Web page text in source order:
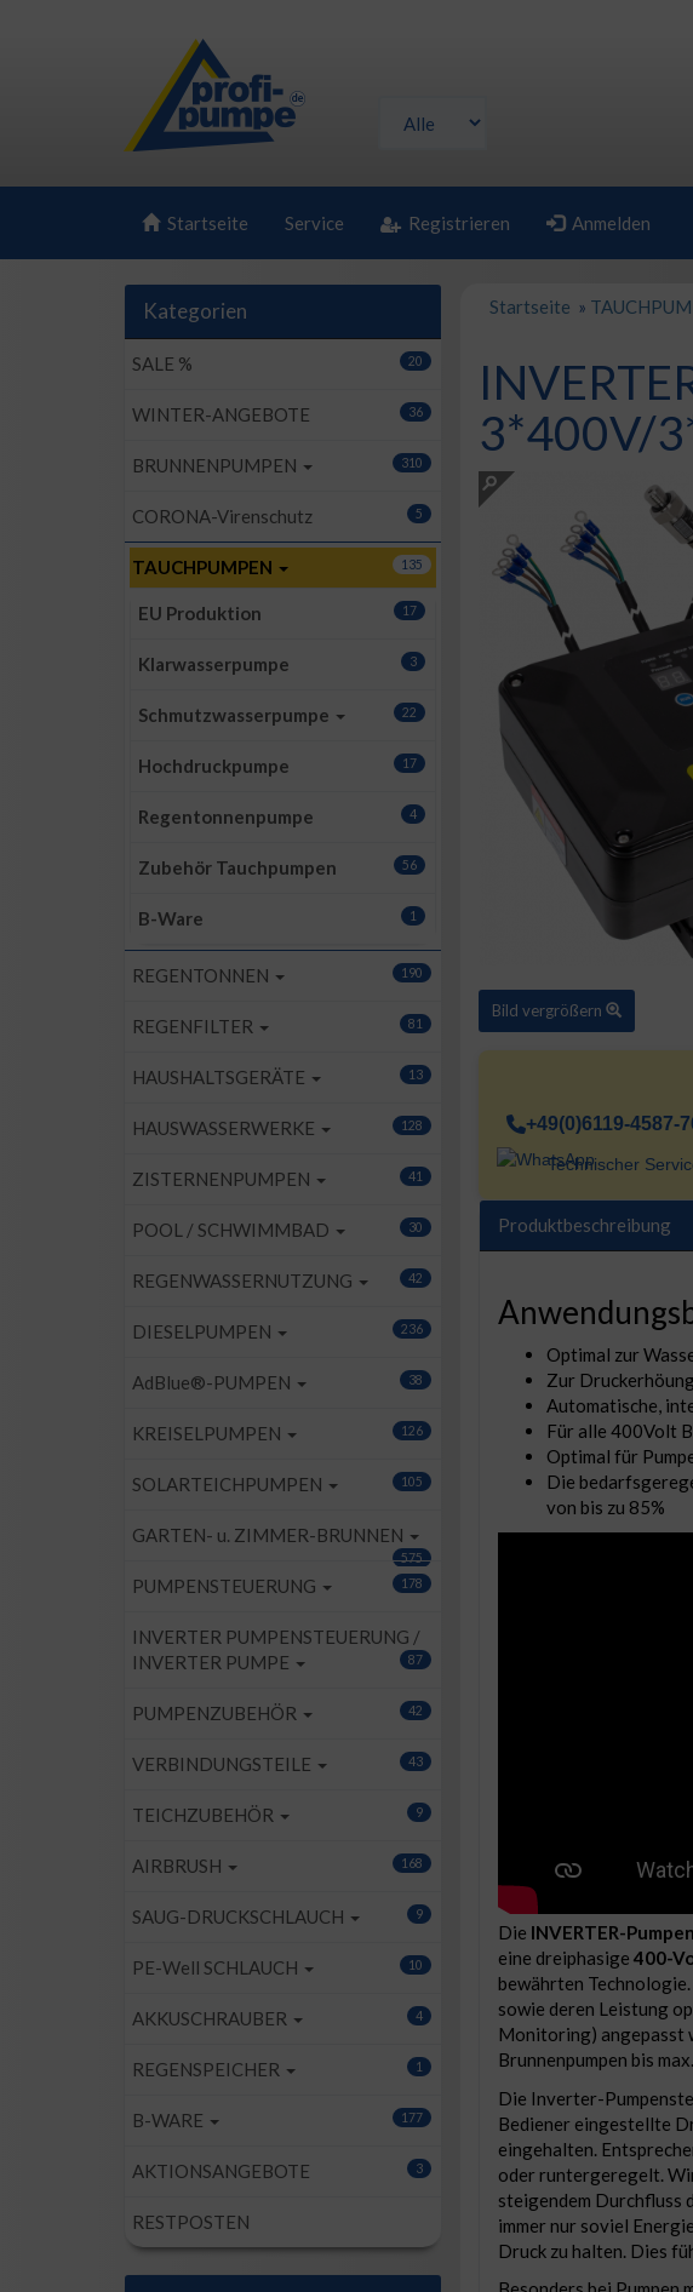
Startseite Service Registrieren Anmelden
Kategorien
SALE % 20
WINTER-ANGEBOTE 36
BRUNNENPUMPEN 310
CORONA-Virenschutz 5
TAUCHPUMPEN 135
EU Produktion 17
Klarwasserpumpe 3
Schmutzwasserpumpe 22
Hochdruckpumpe 17
Regentonnenpumpe 4
Zubehör Tauchpumpen 56
B-Ware 1
REGENTONNEN 190
REGENFILTER 81
HAUSHALTSGERÄTE 13
HAUSWASSERWERKE 128
ZISTERNENPUMPEN 41
POOL / SCHWIMMBAD 30
REGENWASSERNUTZUNG 42
DIESELPUMPEN 236
AdBlue®-PUMPEN 38
KREISELPUMPEN 126
SOLARTEICHPUMPEN 105
GARTEN- u. ZIMMER-BRUNNEN
575
PUMPENSTEUERUNG 178
INVERTER PUMPENSTEUERUNG /
INVERTER PUMPE
87
PUMPENZUBEHÖR 42
VERBINDUNGSTEILE 43
TEICHZUBEHÖR 9
AIRBRUSH 168
SAUG-DRUCKSCHLAUCH 9
PE-Well SCHLAUCH 10
AKKUSCHRAUBER 4
REGENSPEICHER 1
B-WARE 177
AKTIONSANGEBOTE 3
RESTPOSTEN
Startseite »
3*400V/
Bild vergrößern
+49(0)6119-4587-
Technischer
Produktbeschreibung
Optimal zur
Zur
Automatische,
Für alle 400Volt
Optimal für
Die
von bis zu 85%
Die INVERTER-
eine dreiphasige 400-
bewährten
sowie deren Leistung
Monitoring) angepasst
Brunnenpumpen bis
Die Inverter-
Bediener eingestellte
eingehalten.
oder runtergeregelt.
steigendem Durchfluss
immer nur soviel
Druck zu halten. Dies